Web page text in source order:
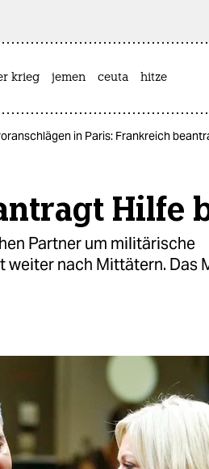
krieg jemen ceuta hitze
in Paris: Frankreich
Hilfe
Partner um militärische
weiter nach Mittätern. Das